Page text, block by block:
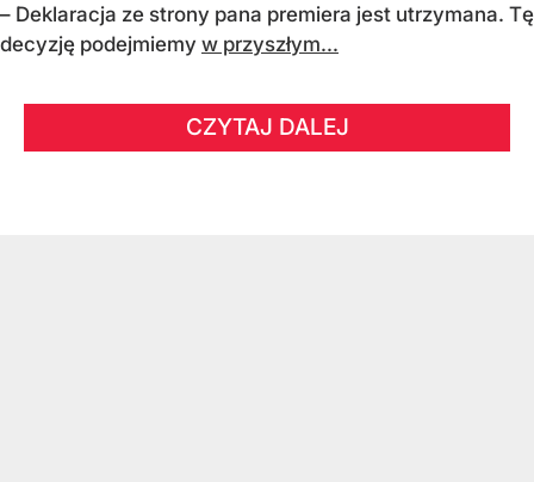
– Deklaracja ze strony pana premiera jest utrzymana. Tę
decyzję podejmiemy w przyszłym...
CZYTAJ DALEJ